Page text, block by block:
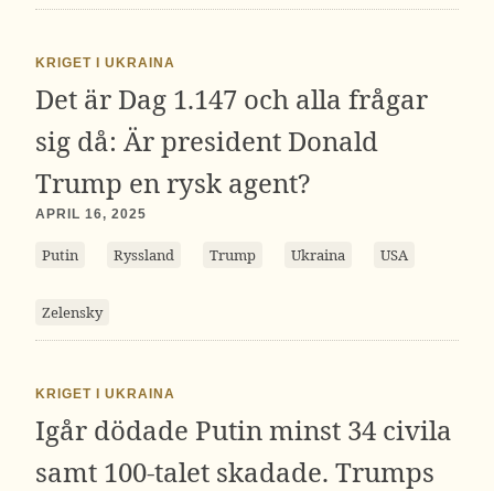
KRIGET I UKRAINA
Det är Dag 1.147 och alla frågar
sig då: Är president Donald
Trump en rysk agent?
APRIL 16, 2025
Putin Ryssland Trump Ukraina USA
Zelensky
KRIGET I UKRAINA
Igår dödade Putin minst 34 civila
samt 100-talet skadade. Trumps